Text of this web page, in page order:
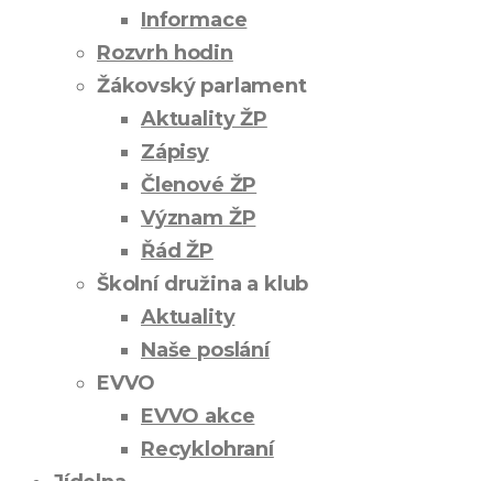
Informace
Rozvrh hodin
Žákovský parlament
Aktuality ŽP
Zápisy
Členové ŽP
Význam ŽP
Řád ŽP
Školní družina a klub
Aktuality
Naše poslání
EVVO
EVVO akce
Recyklohraní